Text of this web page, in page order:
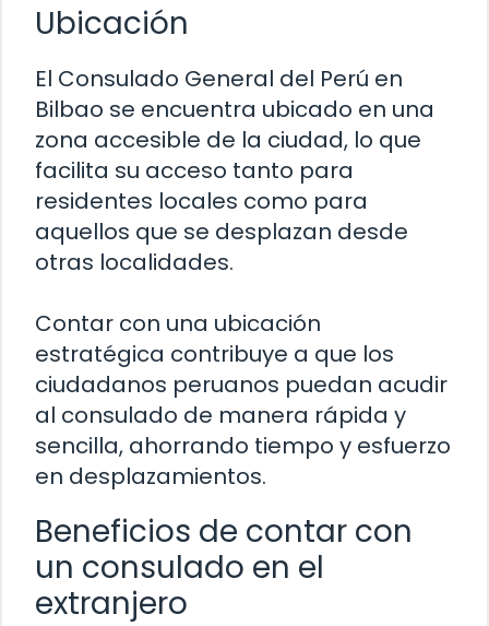
Ubicación
El Consulado General del Perú en
Bilbao se encuentra ubicado en una
zona accesible de la ciudad, lo que
facilita su acceso tanto para
residentes locales como para
aquellos que se desplazan desde
otras localidades.
Contar con una ubicación
estratégica contribuye a que los
ciudadanos peruanos puedan acudir
al consulado de manera rápida y
sencilla, ahorrando tiempo y esfuerzo
en desplazamientos.
Beneficios de contar con
un consulado en el
extranjero